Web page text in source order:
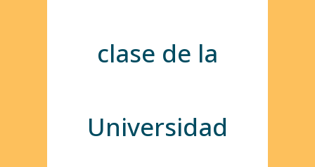
clase de la
Universidad